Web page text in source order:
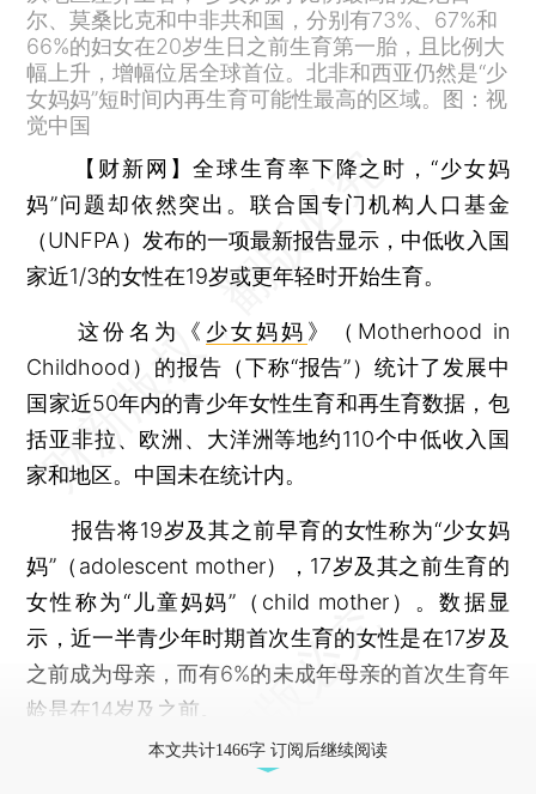
尔、莫桑比克和中非共和国，分别有73%、67%和
66%的妇女在20岁生日之前生育第一胎，且比例大
幅上升，增幅位居全球首位。北非和西亚仍然是“少
女妈妈”短时间内再生育可能性最高的区域。图：视
觉中国
【财新网】全球生育率下降之时，“少女妈
妈”问题却依然突出。联合国专门机构人口基金
（UNFPA）发布的一项最新报告显示，中低收入国
家近1/3的女性在19岁或更年轻时开始生育。
这份名为《 少女妈妈 》（Motherhood in
Childhood）的报告（下称“报告”）统计了发展中
国家近50年内的青少年女性生育和再生育数据，包
括亚非拉、欧洲、大洋洲等地约110个中低收入国
家和地区。中国未在统计内。
报告将19岁及其之前早育的女性称为“少女妈
妈”（adolescent mother），17岁及其之前生育的
女性称为“儿童妈妈”（child mother）。数据显
示，近一半青少年时期首次生育的女性是在17岁及
之前成为母亲，而有6%的未成年母亲的首次生育年
龄是在14岁及之前。
本文共计1466字 订阅后继续阅读